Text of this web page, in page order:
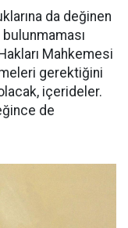
da değinen
Mahkemesi
gerektiğini
içerideler.
de